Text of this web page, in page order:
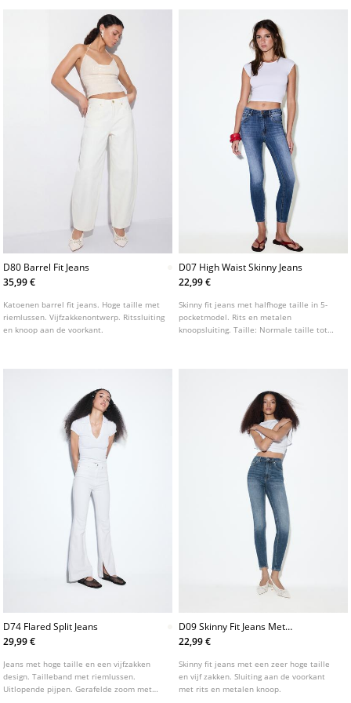
D80 Barrel Fit Jeans
35,99 €
Katoenen barrel fit jeans. Hoge taille met
riemlussen. Vijfzakkenontwerp. Ritssluiting
en knoop aan de voorkant.
D07 High Waist Skinny Jeans
22,99 €
Skinny fit jeans met halfhoge taille in 5-
pocketmodel. Rits en metalen
knoopsluiting. Taille: Normale taille tot
D74 Flared Split Jeans
29,99 €
Jeans met hoge taille en een vijfzakken
design. Tailleband met riemlussen.
Uitlopende pijpen. Gerafelde zoom met
D09 Skinny Fit Jeans Met
Superhoge Taille
22,99 €
Skinny fit jeans met een zeer hoge taille
en vijf zakken. Sluiting aan de voorkant
met rits en metalen knoop.